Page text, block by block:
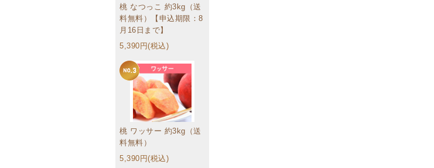
桃 なつっこ 約3kg（送
料無料）【申込期限：8
月16日まで】
5,390円(税込)
桃 ワッサー 約3kg（送
料無料）
5,390円(税込)